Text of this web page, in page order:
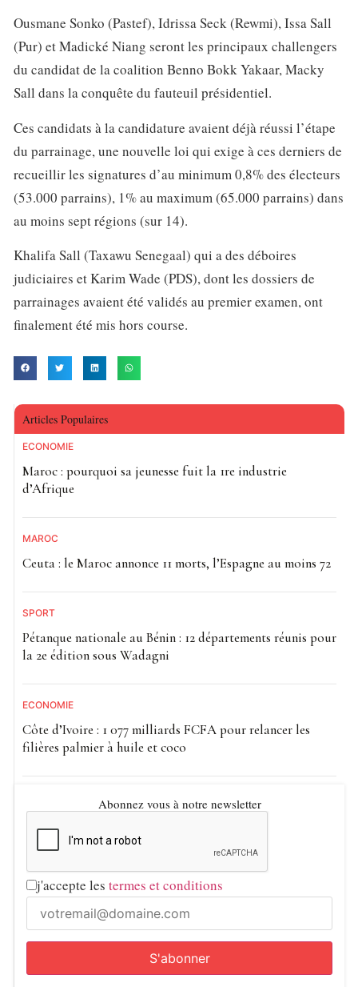
Ousmane Sonko (Pastef), Idrissa Seck (Rewmi), Issa Sall
(Pur) et Madické Niang seront les principaux challengers
du candidat de la coalition Benno Bokk Yakaar, Macky
Sall dans la conquête du fauteuil présidentiel.
Ces candidats à la candidature avaient déjà réussi l’étape
du parrainage, une nouvelle loi qui exige à ces derniers de
recueillir les signatures d’au minimum 0,8% des électeurs
(53.000 parrains), 1% au maximum (65.000 parrains) dans
au moins sept régions (sur 14).
Khalifa Sall (Taxawu Senegaal) qui a des déboires
judiciaires et Karim Wade (PDS), dont les dossiers de
parrainages avaient été validés au premier examen, ont
finalement été mis hors course.
Articles Populaires
ECONOMIE
Maroc : pourquoi sa jeunesse fuit la 1re industrie
d’Afrique
MAROC
Ceuta : le Maroc annonce 11 morts, l’Espagne au moins 72
SPORT
Pétanque nationale au Bénin : 12 départements réunis pour
la 2e édition sous Wadagni
ECONOMIE
Côte d’Ivoire : 1 077 milliards FCFA pour relancer les
filières palmier à huile et coco
Abonnez vous à notre newsletter
j'accepte les termes et conditions